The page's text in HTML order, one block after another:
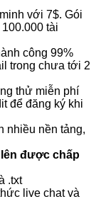
với 7$. Gói
tài
công 99%
trong chưa tới 2
thử miễn phí
để đăng ký khi
nhiều nền tảng,
được chấp
.txt
live chat và